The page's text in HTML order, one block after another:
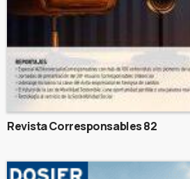
Revista Corresponsables 82